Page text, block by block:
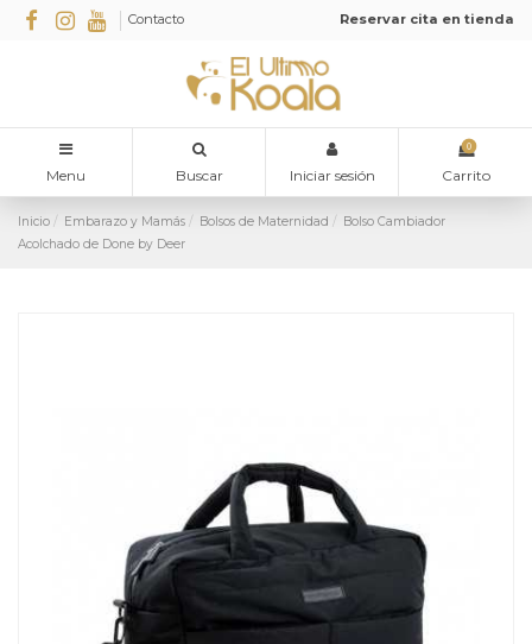
Contacto Reservar cita en tienda
Menu Buscar Iniciar sesión
0
Carrito
Inicio Embarazo y Mamás Bolsos de Maternidad
Bolso Cambiador
Acolchado de Done by Deer